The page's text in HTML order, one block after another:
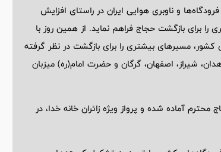
و ناوبری هوایی ایران در راستای افزایش
را برای بازگشت حجاج فراهم نماید. از همین روز با
مسیرهای بیشتری را برای بازگشت در نظر گرفته
بازگشت 6 فرودگاه مشهد، زاهدان، شیراز، اصفهان، گرگان و حضرت امام(ره) میزبان
آماده شده و پرواز ویژه زائران خانه خدا، در